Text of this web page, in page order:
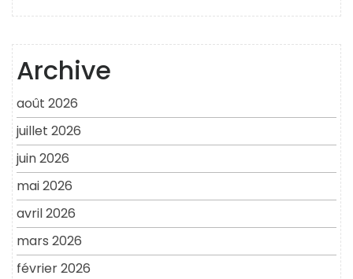
Archive
août 2026
juillet 2026
juin 2026
mai 2026
avril 2026
mars 2026
février 2026